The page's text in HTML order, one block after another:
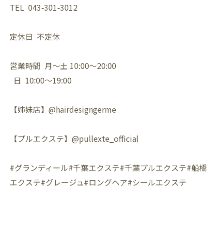
TEL 043-301-3012
定休日 不定休
営業時間 月〜土 10:00〜20:00
日 10:00〜19:00
【姉妹店】@hairdesigngerme
【プルエクステ】@pullexte_official
#グランディール#千葉エクステ#千葉プルエクステ#船橋
エクステ#グレージュ#ロングヘア#シールエクステ